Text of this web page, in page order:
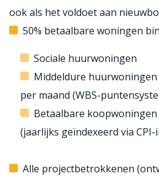
ook als het voldoet aan
50% betaalbare woningen
Sociale huurwoningen
Middeldure huurwoningen
per maand (WBS-
Betaalbare koopwoningen
(jaarlijks geïndexeerd via CPI-
Alle projectbetrokkenen